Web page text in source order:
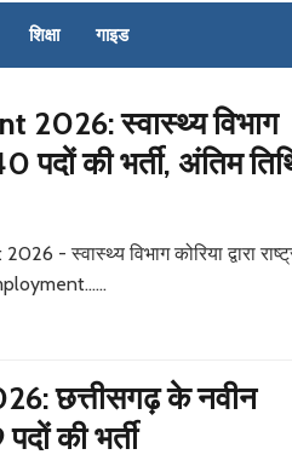
शिक्षा गाइड
2026: स्वास्थ्य विभाग
पदों की भर्ती, अंतिम
- स्वास्थ्य विभाग कोरिया द्वारा
छत्तीसगढ़ के नवीन
की भर्ती